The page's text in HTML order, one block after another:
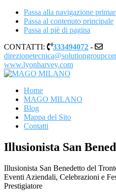
Passa alla navigazione
Passa al contenuto principale
Passa al piè di pagina
CONTATTI:
333494072 -
www.lyonharvey.com
MAGO MILANO
Illusionista a Milano
Home
MAGO MILANO
Blog
Mappa del Sito
Contatti
Illusionista San
Illusionista San Benedetto del
Eventi Aziendali, Celebrazioni e
Prestigiatore